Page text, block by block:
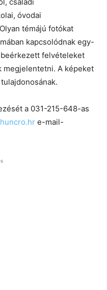
óvodai
témájú fotókat
kapcsolódnak egy-
felvételeket
megjelentetni. A képeket
a 031-215-648-as
e-mail-